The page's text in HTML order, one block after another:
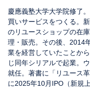
慶應義塾大学大学院修了
買いサービスをつくる。
のリユースショップの在
理・販売。その後、2014
業を経営していたことか
じ同年シリアルで起業。
就任。著書に「リユース
に2025年10月IPO（新規上